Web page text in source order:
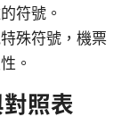
符號。
殊符號，機票
。
照表